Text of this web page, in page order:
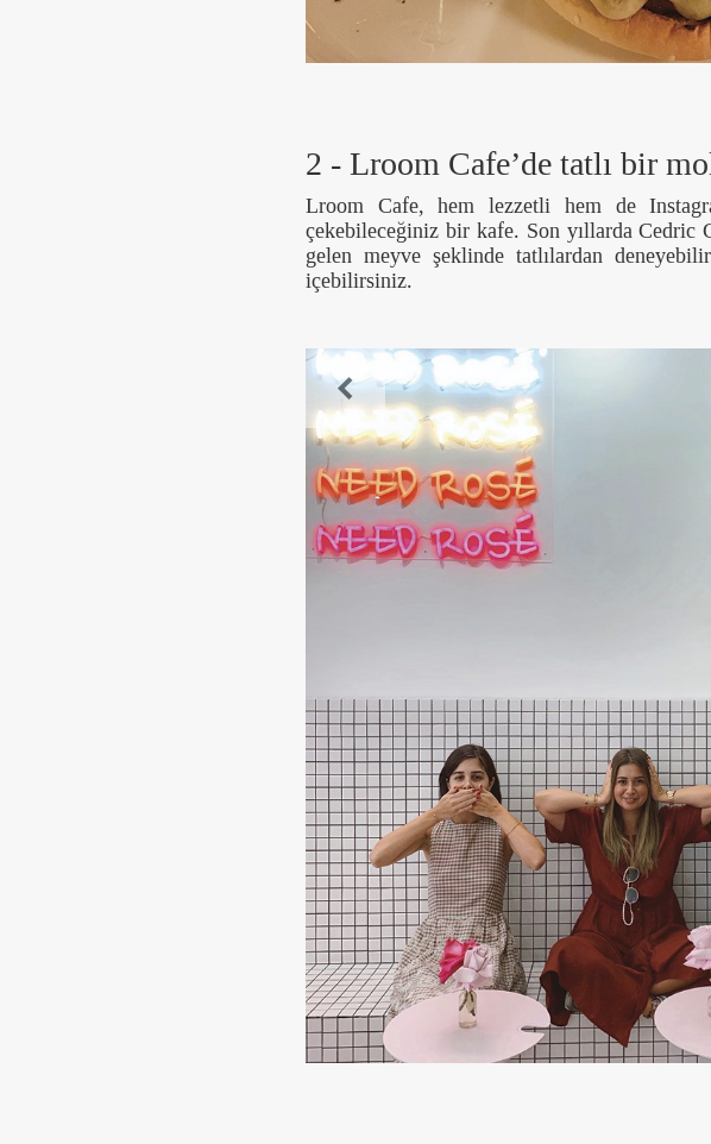
2 - Lroom Cafe’de tatlı bir
Lroom Cafe, hem lezzetli hem de
çekebileceğiniz bir kafe. Son yıllarda Cedric
gelen meyve şeklinde tatlılardan
içebilirsiniz.